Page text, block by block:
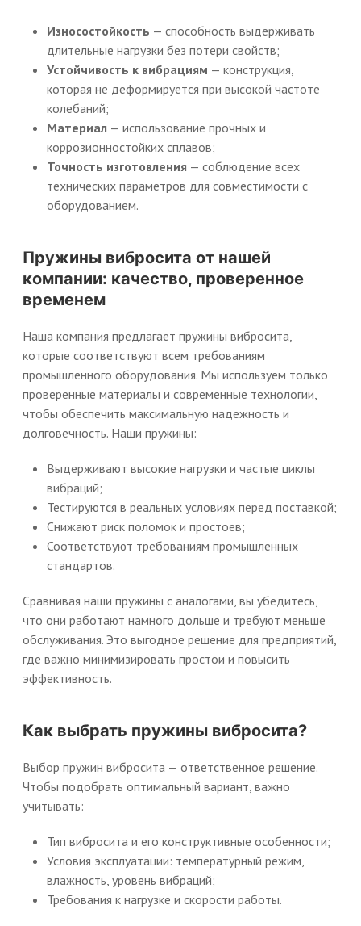
Износостойкость — способность выдерживать
длительные нагрузки без потери свойств;
Устойчивость к вибрациям — конструкция,
которая не деформируется при высокой частоте
колебаний;
Материал — использование прочных и
коррозионностойких сплавов;
Точность изготовления — соблюдение всех
технических параметров для совместимости с
оборудованием.
Пружины вибросита от нашей
компании: качество, проверенное
временем
Наша компания предлагает пружины вибросита,
которые соответствуют всем требованиям
промышленного оборудования. Мы используем только
проверенные материалы и современные технологии,
чтобы обеспечить максимальную надежность и
долговечность. Наши пружины:
Выдерживают высокие нагрузки и частые циклы
вибраций;
Тестируются в реальных условиях перед поставкой;
Снижают риск поломок и простоев;
Соответствуют требованиям промышленных
стандартов.
Сравнивая наши пружины с аналогами, вы убедитесь,
что они работают намного дольше и требуют меньше
обслуживания. Это выгодное решение для предприятий,
где важно минимизировать простои и повысить
эффективность.
Как выбрать пружины вибросита?
Выбор пружин вибросита — ответственное решение.
Чтобы подобрать оптимальный вариант, важно
учитывать:
Тип вибросита и его конструктивные особенности;
Условия эксплуатации: температурный режим,
влажность, уровень вибраций;
Требования к нагрузке и скорости работы.